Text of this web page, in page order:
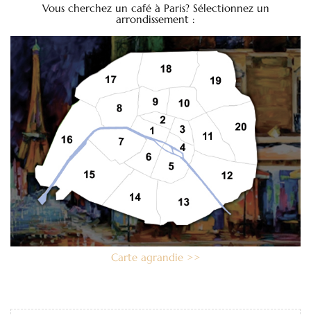
Vous cherchez un café à Paris? Sélectionnez un
arrondissement :
Carte agrandie >>